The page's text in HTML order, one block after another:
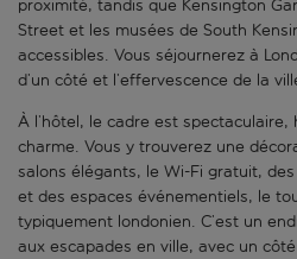
proximité, tandis que Kensington
Street et les musées de South
accessibles. Vous séjournerez à
d’un côté et l’effervescence de la
À l’hôtel, le cadre est
charme. Vous y trouverez une
salons élégants, le Wi-Fi gratuit,
et des espaces événementiels, le
typiquement londonien. C’est un
aux escapades en ville, avec un